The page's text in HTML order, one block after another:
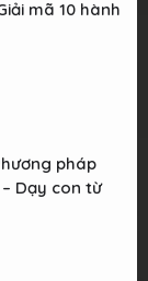
mã 10 hành
pháp
Dạy con từ